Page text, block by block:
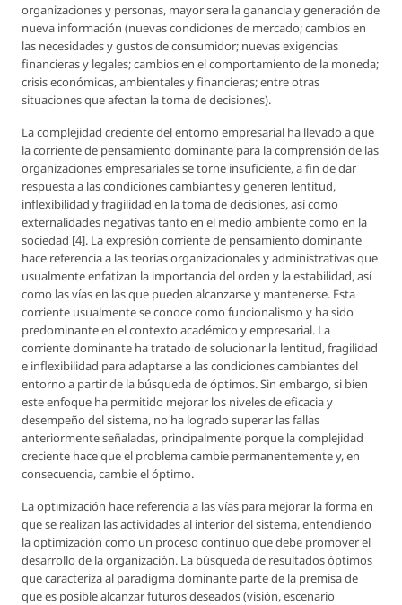
organizaciones y personas, mayor sera la ganancia y generación de
nueva información (nuevas condiciones de mercado; cambios en
las necesidades y gustos de consumidor; nuevas exigencias
financieras y legales; cambios en el comportamiento de la moneda;
crisis económicas, ambientales y financieras; entre otras
situaciones que afectan la toma de decisiones).
La complejidad creciente del entorno empresarial ha llevado a que
la corriente de pensamiento dominante para la comprensión de las
organizaciones empresariales se torne insuficiente, a fin de dar
respuesta a las condiciones cambiantes y generen lentitud,
inflexibilidad y fragilidad en la toma de decisiones, así como
externalidades negativas tanto en el medio ambiente como en la
sociedad [4]. La expresión corriente de pensamiento dominante
hace referencia a las teorías organizacionales y administrativas que
usualmente enfatizan la importancia del orden y la estabilidad, así
como las vías en las que pueden alcanzarse y mantenerse. Esta
corriente usualmente se conoce como funcionalismo y ha sido
predominante en el contexto académico y empresarial. La
corriente dominante ha tratado de solucionar la lentitud, fragilidad
e inflexibilidad para adaptarse a las condiciones cambiantes del
entorno a partir de la búsqueda de óptimos. Sin embargo, si bien
este enfoque ha permitido mejorar los niveles de eficacia y
desempeño del sistema, no ha logrado superar las fallas
anteriormente señaladas, principalmente porque la complejidad
creciente hace que el problema cambie permanentemente y, en
consecuencia, cambie el óptimo.
La optimización hace referencia a las vías para mejorar la forma en
que se realizan las actividades al interior del sistema, entendiendo
la optimización como un proceso continuo que debe promover el
desarrollo de la organización. La búsqueda de resultados óptimos
que caracteriza al paradigma dominante parte de la premisa de
que es posible alcanzar futuros deseados (visión, escenario